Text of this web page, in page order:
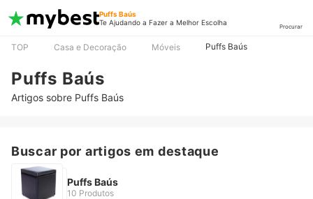
Puffs Baús
Te Ajudando a Fazer a Melhor Escolha
Procurar
TOP Casa e Decoração Móveis Puffs Baús
Puffs Baús
Artigos sobre Puffs Baús
Buscar por artigos em destaque
Puffs Baús
10 Produtos